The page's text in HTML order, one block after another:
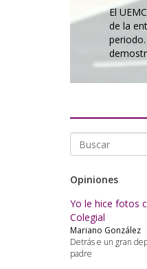
El
de la
Opiniones
Yo le hice fotos
Colegial
Mariano González
Detrás e un gran
padre